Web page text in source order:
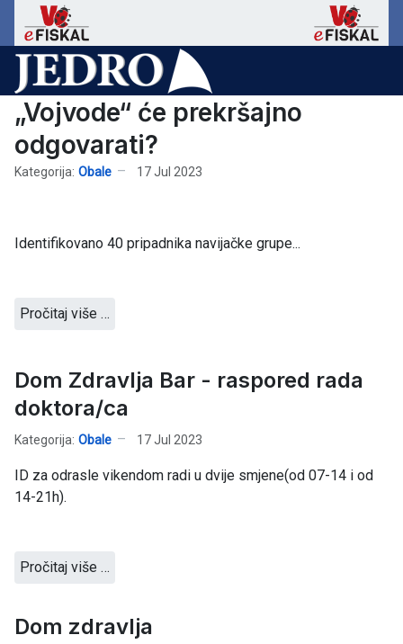
„Vojvode“ će prekršajno
odgovarati?
Kategorija: Obale 17 Jul 2023
Identifikovano 40 pripadnika navijačke grupe...
Pročitaj više …
Dom Zdravlja Bar - raspored rada
doktora/ca
Kategorija: Obale 17 Jul 2023
ID za odrasle vikendom radi u dvije smjene(od 07-14 i od
14-21h).
Pročitaj više …
Dom zdravlja